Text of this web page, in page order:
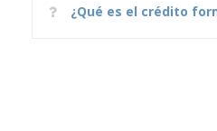
¿Qué es el crédito